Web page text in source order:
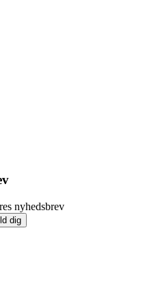
nyhedsbrev
dig